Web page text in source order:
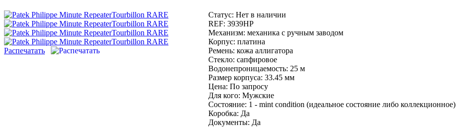
Распечатать
Статус: Нет в наличии
REF: 3939HP
Механизм: механика с ручным заводом
Корпус: платина
Ремень: кожа аллигатора
Стекло: сапфировое
Водонепроницаемость: 25 м
Размер корпуса: 33.45 мм
Цена: По запросу
Для кого: Мужские
Состояние: 1 - mint condition (идеальное состояние либо коллекционное)
Коробка: Да
Документы: Да